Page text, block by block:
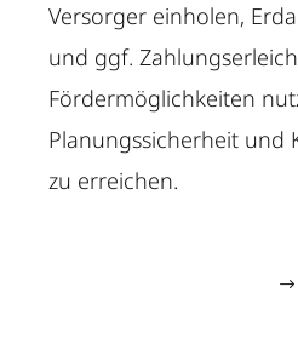
Versorger einholen,
und ggf.
Fördermöglichkeiten
Planungssicherheit und
zu erreichen.